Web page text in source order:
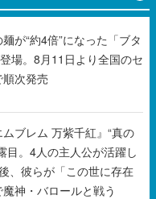
麺が“約4倍”になった「ブタ
場。8月11日より全国のセ
次発売
ムブレム 万紫千紅』“真の
目。4人の主人公が活躍し
、彼らが「この世に存在
神・バロールと戦う